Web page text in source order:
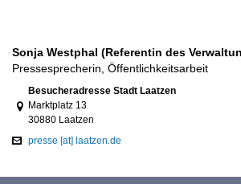
Sonja Westphal (Referentin des
Pressesprecherin, Öffentlichkeitsarbeit
Link zur Google-Maps Navigation
Besucheradresse Stadt Laatzen
Marktplatz 13
30880 Laatzen
presse [at] laatzen.de